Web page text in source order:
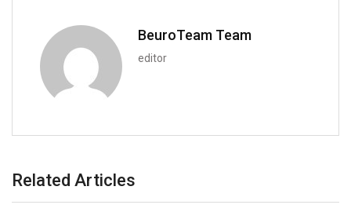
BeuroTeam Team
editor
Related Articles